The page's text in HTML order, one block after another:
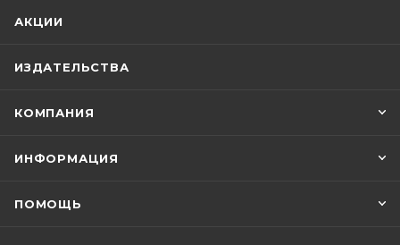
АКЦИИ
ИЗДАТЕЛЬСТВА
КОМПАНИЯ
ИНФОРМАЦИЯ
ПОМОЩЬ